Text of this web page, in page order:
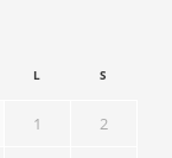
L S
1 2